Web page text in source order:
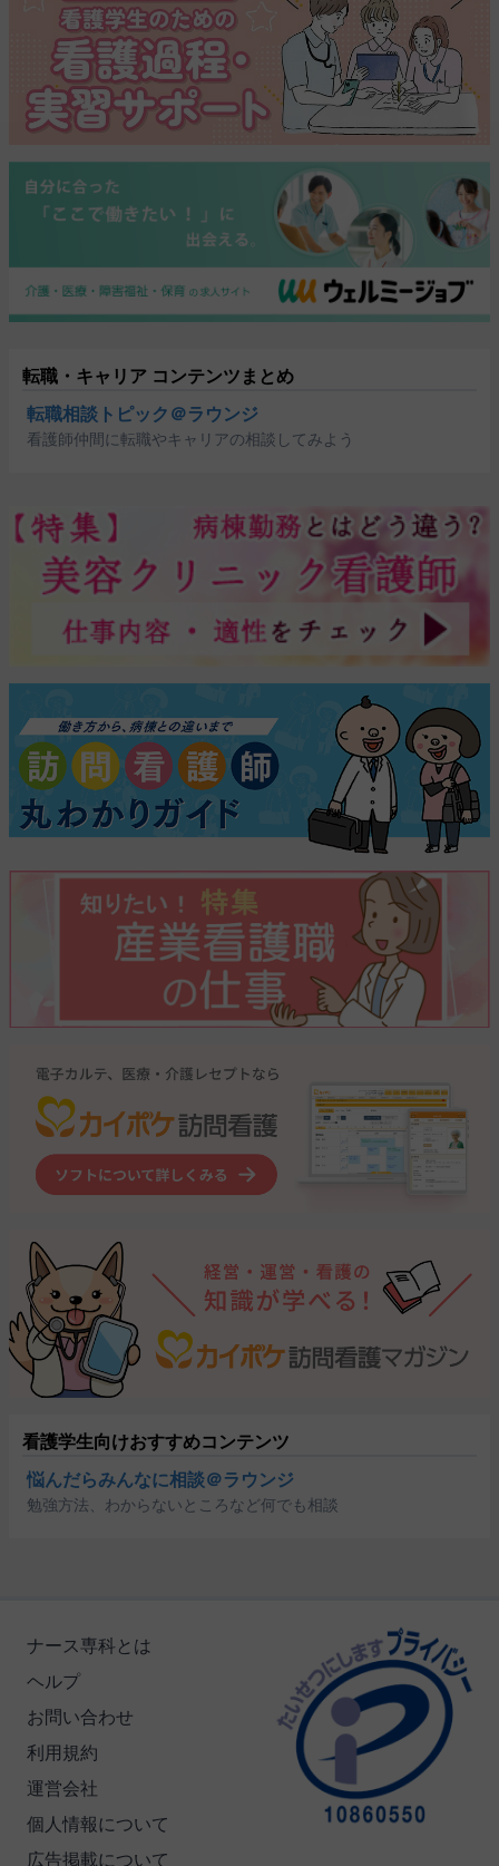
転職・キャリア コンテンツまとめ
転職相談トピック＠ラウンジ
看護師仲間に転職やキャリアの相談してみよう
看護学生向けおすすめコンテンツ
悩んだらみんなに相談＠ラウンジ
勉強方法、わからないところなど何でも相談
ナース専科とは
ヘルプ
お問い合わせ
利用規約
運営会社
個人情報について
広告掲載について